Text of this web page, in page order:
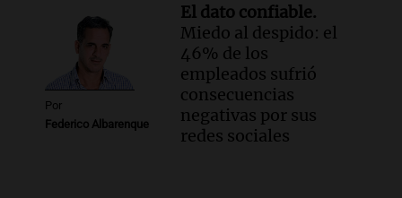
Por
Federico Albarenque
El dato confiable.
Miedo al despido: el
46% de los
empleados sufrió
consecuencias
negativas por sus
redes sociales